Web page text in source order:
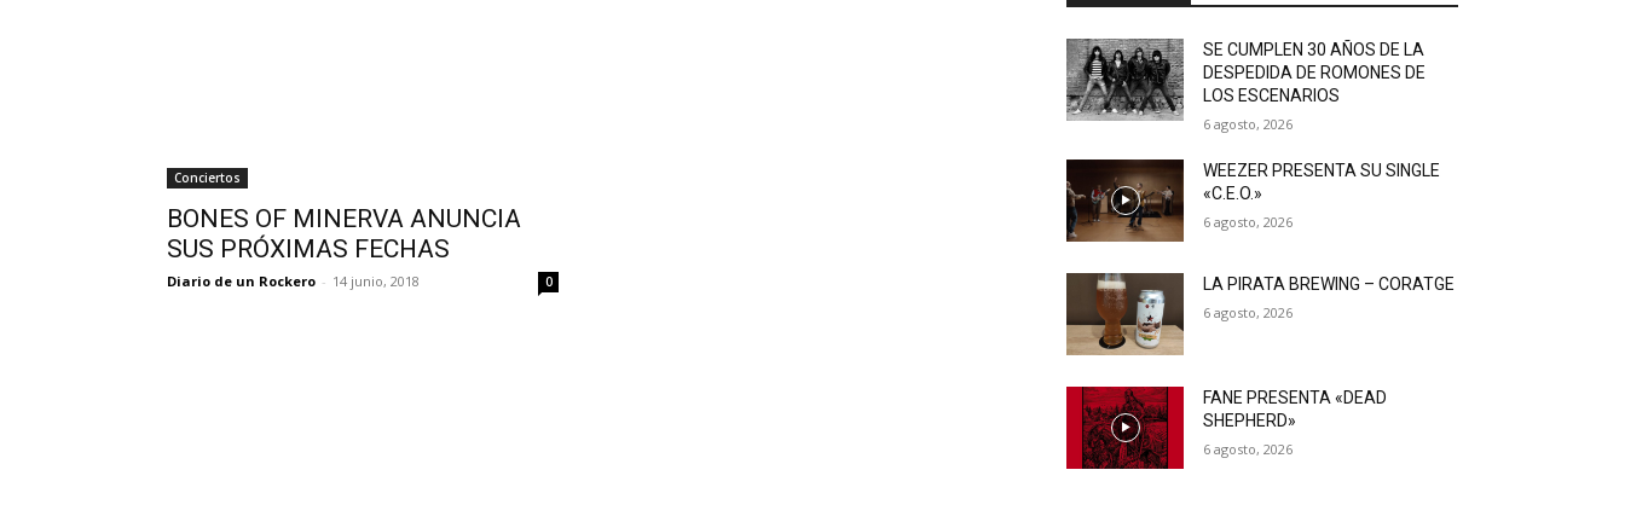
Conciertos
BONES OF MINERVA ANUNCIA
SUS PRÓXIMAS FECHAS
Diario de un Rockero - 14 junio, 2018 0
SE CUMPLEN 30 AÑOS DE LA
DESPEDIDA DE ROMONES DE
LOS ESCENARIOS
6 agosto, 2026
WEEZER PRESENTA SU SINGLE
«C.E.O.»
6 agosto, 2026
LA PIRATA BREWING – CORATGE
6 agosto, 2026
FANE PRESENTA «DEAD
SHEPHERD»
6 agosto, 2026